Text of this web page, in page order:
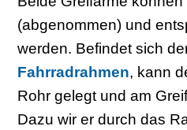
(abgenommen) und
werden. Befindet sich
Fahrradrahmen, kann
Rohr gelegt und am
Dazu wir er durch das